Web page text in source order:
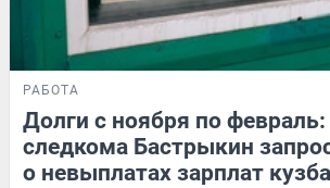
РАБОТА
Долги с ноября по февраль:
следкома Бастрыкин
о невыплатах зарплат